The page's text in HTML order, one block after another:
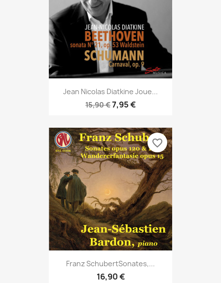
Jean Nicolas Diatkine Joue...
15,90 €7,95 €
Franz SchubertSonates,...
16,90 €
favorite_border